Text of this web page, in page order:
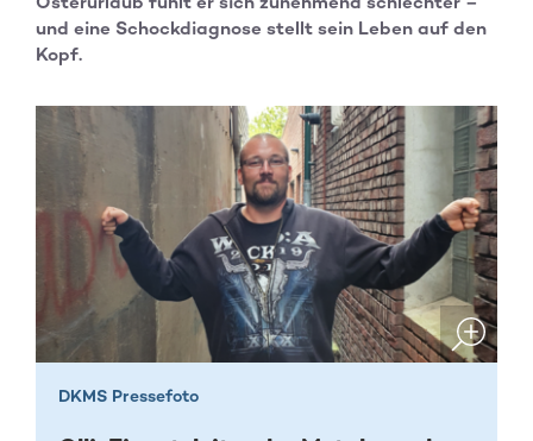
und eine Schockdiagnose stellt sein Leben auf den
Kopf.
DKMS Pressefoto